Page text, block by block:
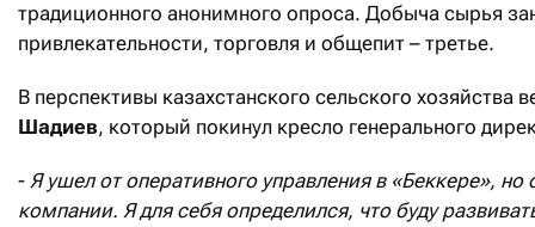
традиционного анонимного опроса. Добыча сырья
привлекательности, торговля и общепит – третье.
В перспективы казахстанского сельского
Шадиев, который покинул кресло генерального
- Я ушел от оперативного управления в «Беккере», но
компании. Я для себя определился, что буду